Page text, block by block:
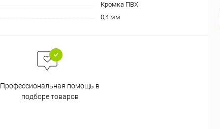
Кромка ПВХ
0,4 мм
Профессиональная помощь в
подборе товаров